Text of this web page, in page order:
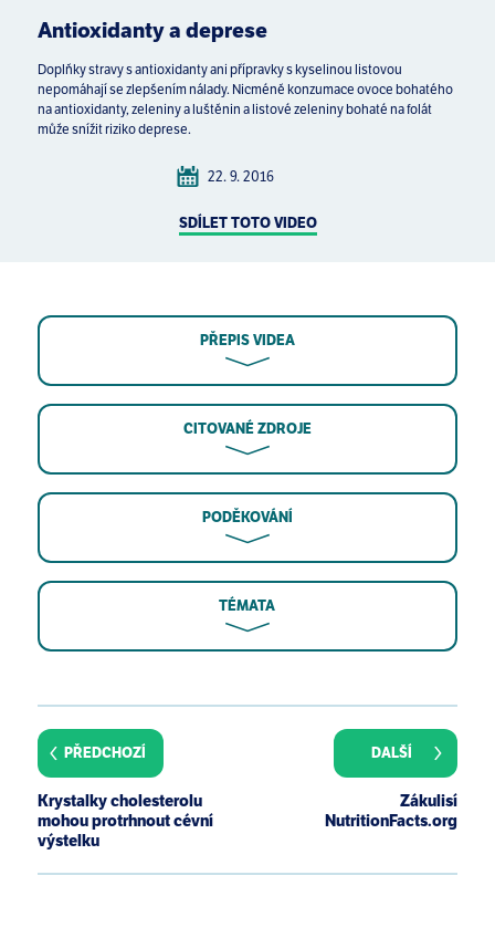
Antioxidanty a deprese
Doplňky stravy s antioxidanty ani přípravky s kyselinou listovou
nepomáhají se zlepšením nálady. Nicméně konzumace ovoce bohatého
na antioxidanty, zeleniny a luštěnin a listové zeleniny bohaté na folát
může snížit riziko deprese.
22. 9. 2016
SDÍLET TOTO VIDEO
PŘEPIS VIDEA
CITOVANÉ ZDROJE
PODĚKOVÁNÍ
TÉMATA
disorders. Prog Neuropsychopharmacol Biol
Psychiatry. 2013 Oct 1;46:214-23.
M E Payne, S E Steck, R R George, D C Steffens. Fruit,
vegetable, and antioxidant intakes are lower in older
adults with depression. J Acad Nutr Diet. 2012
PŘEDCHOZÍ
Krystalky cholesterolu
mohou protrhnout cévní
výstelku
Zákulisí
NutritionFacts.org
DALŠÍ